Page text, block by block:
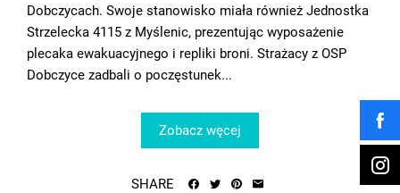
Dobczycach. Swoje stanowisko miała również Jednostka
Strzelecka 4115 z Myślenic, prezentując wyposażenie
plecaka ewakuacyjnego i repliki broni. Strażacy z OSP
Dobczyce zadbali o poczęstunek...
Zobacz węcej
SHARE